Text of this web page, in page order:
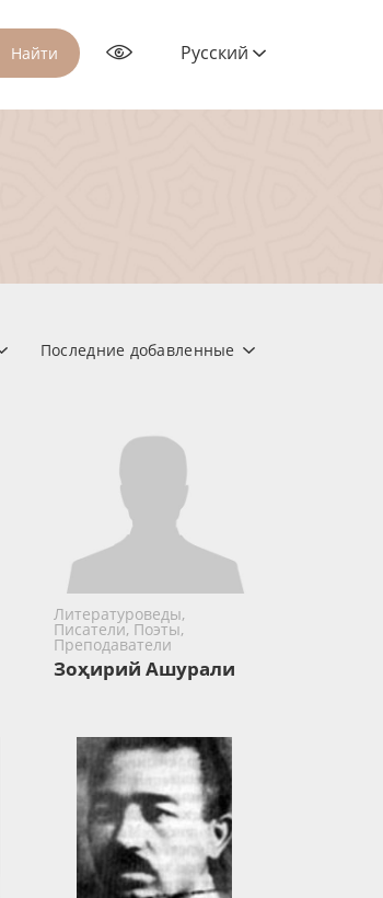
Найти Русский
Последние добавленные
Литературоведы,
Писатели, Поэты,
Преподаватели
Зоҳирий Ашурали